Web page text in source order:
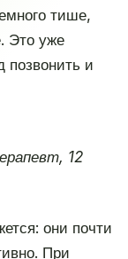
тише,
Это уже
позвонить и
12
они почти
При